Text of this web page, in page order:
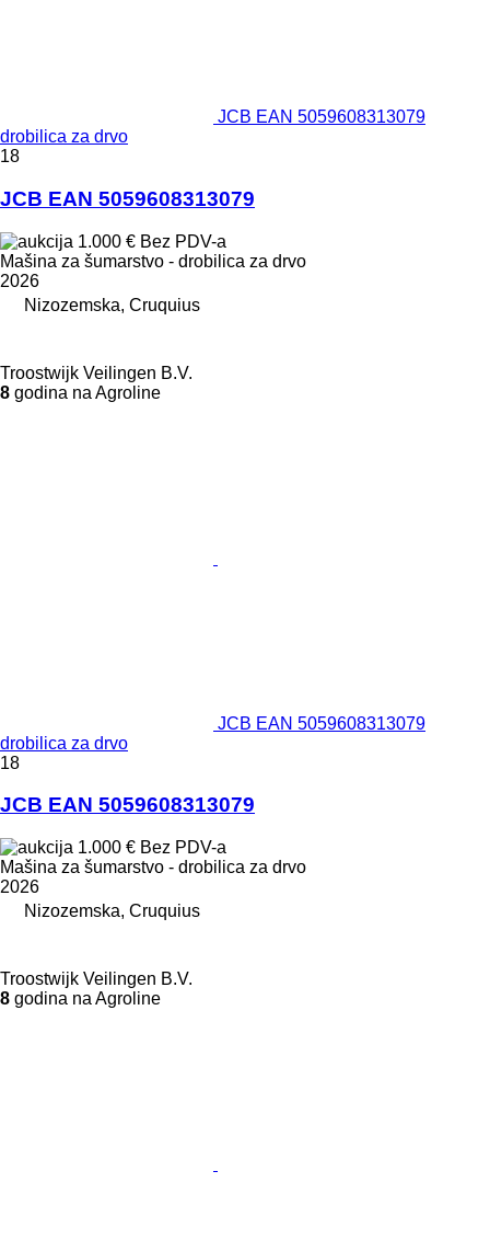
JCB EAN 5059608313079
drobilica za drvo
18
JCB EAN 5059608313079
1.000 € Bez PDV-a
Mašina za šumarstvo - drobilica za drvo
2026
Nizozemska, Cruquius
Troostwijk Veilingen B.V.
8 godina na Agroline
JCB EAN 5059608313079
drobilica za drvo
18
JCB EAN 5059608313079
1.000 € Bez PDV-a
Mašina za šumarstvo - drobilica za drvo
2026
Nizozemska, Cruquius
Troostwijk Veilingen B.V.
8 godina na Agroline